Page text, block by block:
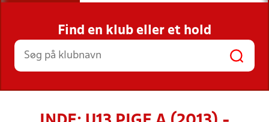
INDHOLD OG NYHEDER
STILLINGER, RESULTATER, KLUBBER OG
HOLD
Find en klub eller et hold